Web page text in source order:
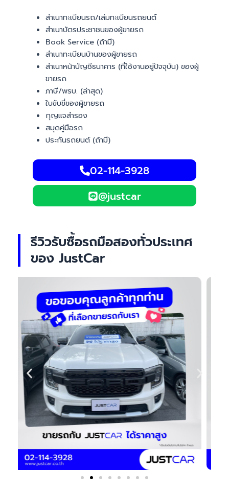
สำเนาทะเบียนรถ/เล่มทะเบียนรถยนต์
สำเนาบัตรประชาชนของผู้ขายรถ
Book Service (ถ้ามี)
สำเนาทะเบียนบ้านของผู้ขายรถ
สำเนาหน้าบัญชีธนาคาร (ที่ใช้งานอยู่ปัจจุบัน) ของผู้
ขายรถ
ภาษี/พรบ. (ล่าสุด)
ใบขับขี่ของผู้ขายรถ
กุญแจสำรอง
สมุดคู่มือรถ
ประกันรถยนต์ (ถ้ามี)
02-114-3928
@justcar
รีวิวรับซื้อรถมือสองทั่วประเทศ
ของ JustCar